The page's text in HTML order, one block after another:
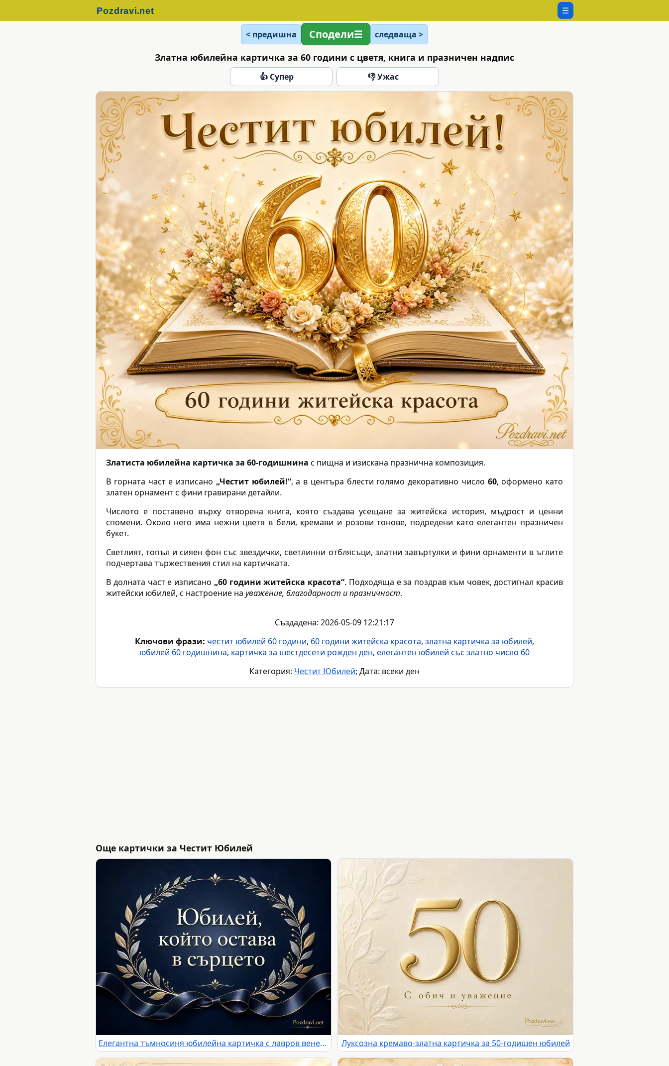
☰
< предишна Сподели следваща >
Златна юбилейна картичка за 60 години с цветя, книга и празничен надпис
👍 Супер 👎 Ужас
Златиста юбилейна картичка за 60-годишнина с пищна и изискана празнична композиция.
В горната част е изписано „Честит юбилей!“, а в центъра блести голямо декоративно число 60, оформено като
златен орнамент с фини гравирани детайли.
Числото е поставено върху отворена книга, която създава усещане за житейска история, мъдрост и ценни
спомени. Около него има нежни цветя в бели, кремави и розови тонове, подредени като елегантен празничен
букет.
Светлият, топъл и сияен фон със звездички, светлинни отблясъци, златни завъртулки и фини орнаменти в ъглите
подчертава тържествения стил на картичката.
В долната част е изписано „60 години житейска красота“. Подходяща е за поздрав към човек, достигнал красив
житейски юбилей, с настроение на уважение, благодарност и празничност.
Създадена: 2026-05-09 12:21:17
Ключови фрази: честит юбилей 60 години, 60 години житейска красота, златна картичка за юбилей,
юбилей 60 годишнина, картичка за шестдесети рожден ден, елегантен юбилей със златно число 60
Категория: Честит Юбилей; Дата: всеки ден
Още картички за Честит Юбилей
Елегантна тъмносиня юбилейна картичка с лавров венец и сатенена лента Луксозна кремаво-златна картичка за 50-годишен юбилей